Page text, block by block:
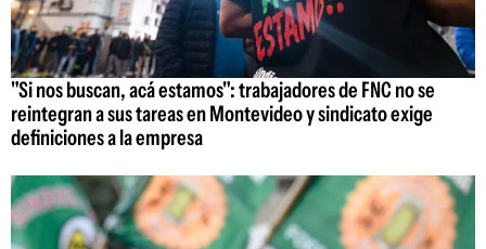
"Si nos buscan, acá estamos": trabajadores de FNC no se
reintegran a sus tareas en Montevideo y sindicato exige
definiciones a la empresa